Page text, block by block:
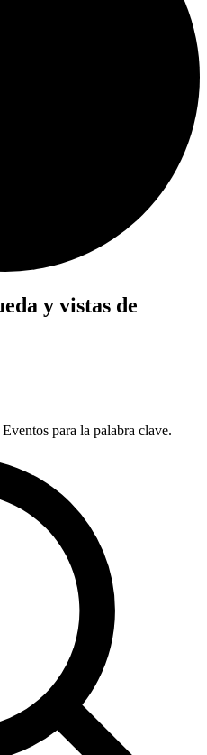
y vistas de
para la palabra clave.